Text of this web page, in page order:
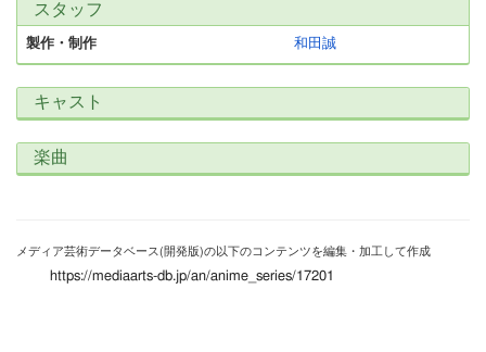
スタッフ
製作・制作 和田誠
キャスト
楽曲
メディア芸術データベース(開発版)の以下のコンテンツを編集・加工して作成
https://mediaarts-db.jp/an/anime_series/17201